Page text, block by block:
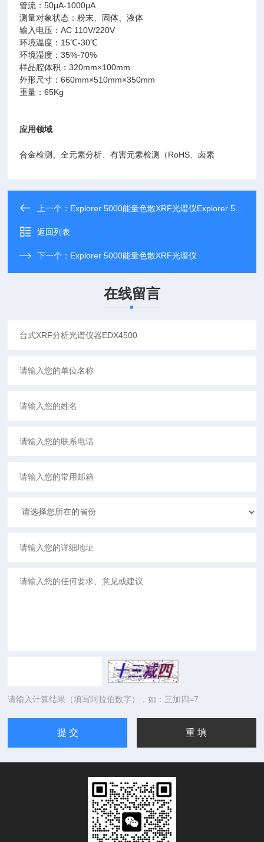
管流：50μA-1000μA
测量对象状态：粉末、固体、液体
输入电压：AC 110V/220V
环境温度：15℃-30℃
环境湿度：35%-70%
样品腔体积：320mm×100mm
外形尺寸：660mm×510mm×350mm
重量：65Kg
应用领域
合金检测、全元素分析、有害元素检测（RoHS、卤素
上一个： Explorer 5000能量色散XRF光谱仪Explorer 5000
返回列表
下一个： Explorer 5000能量色散XRF光谱仪
在线留言
请输入计算结果（填写阿拉伯数字），如：三加四=7